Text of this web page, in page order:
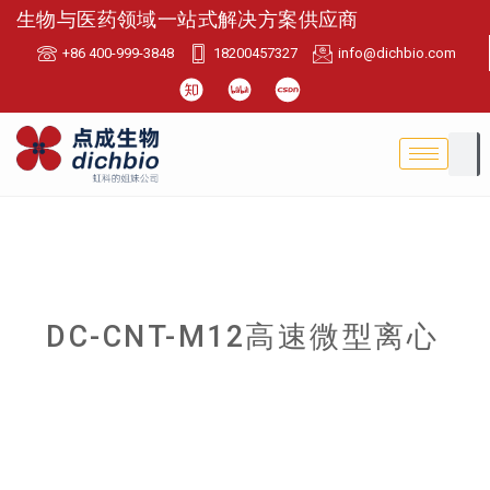
生物与医药领域一站式解决方案供应商
+86 400-999-3848 18200457327 info@dichbio.com
DC-CNT-M12高速微型离心